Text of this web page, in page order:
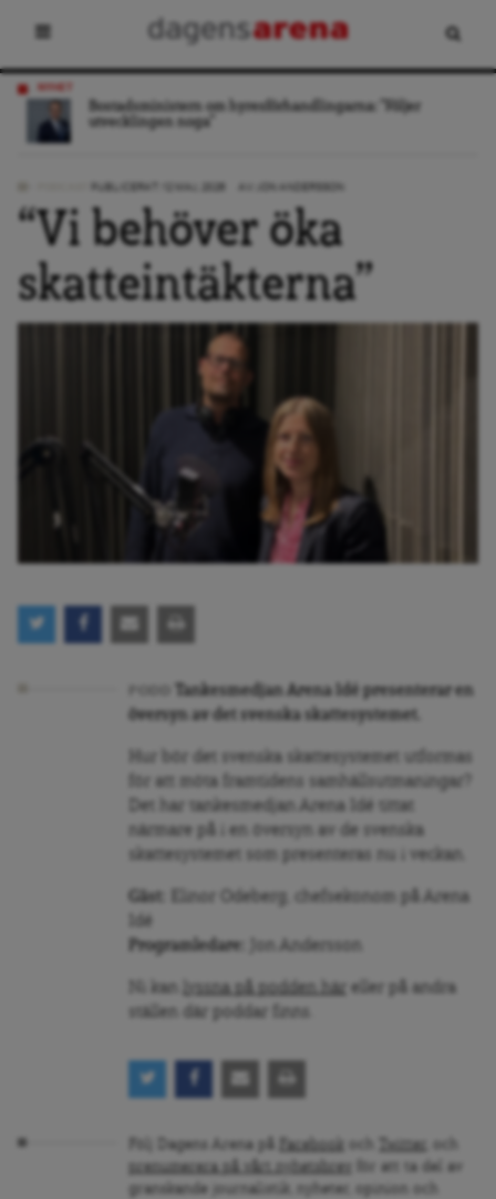
Bostadsministern om hyresförhandlingarna: ”Följer
utvecklingen noga”
“Vi behöver öka
skatteintäkterna”
Tankesmedjan Arena Idé presenterar en
översyn av det svenska skattesystemet.
Hur bör det svenska skattesystemet utformas
för att möta framtidens samhällsutmaningar?
Det har tankesmedjan Arena Idé tittat
närmare på i en översyn av de svenska
skattesystemet som presenteras nu i veckan.
Gäst:
Elinor Odeberg, chefsekonom på Arena
Programledare:
Jon Andersson
Ni kan lyssna på podden här eller på andra
ställen där poddar finns.
Följ Dagens Arena på Facebook och Twitter , och
prenumerera på vårt nyhetsbrev
för att ta del av
granskande journalistik, nyheter, opinion och